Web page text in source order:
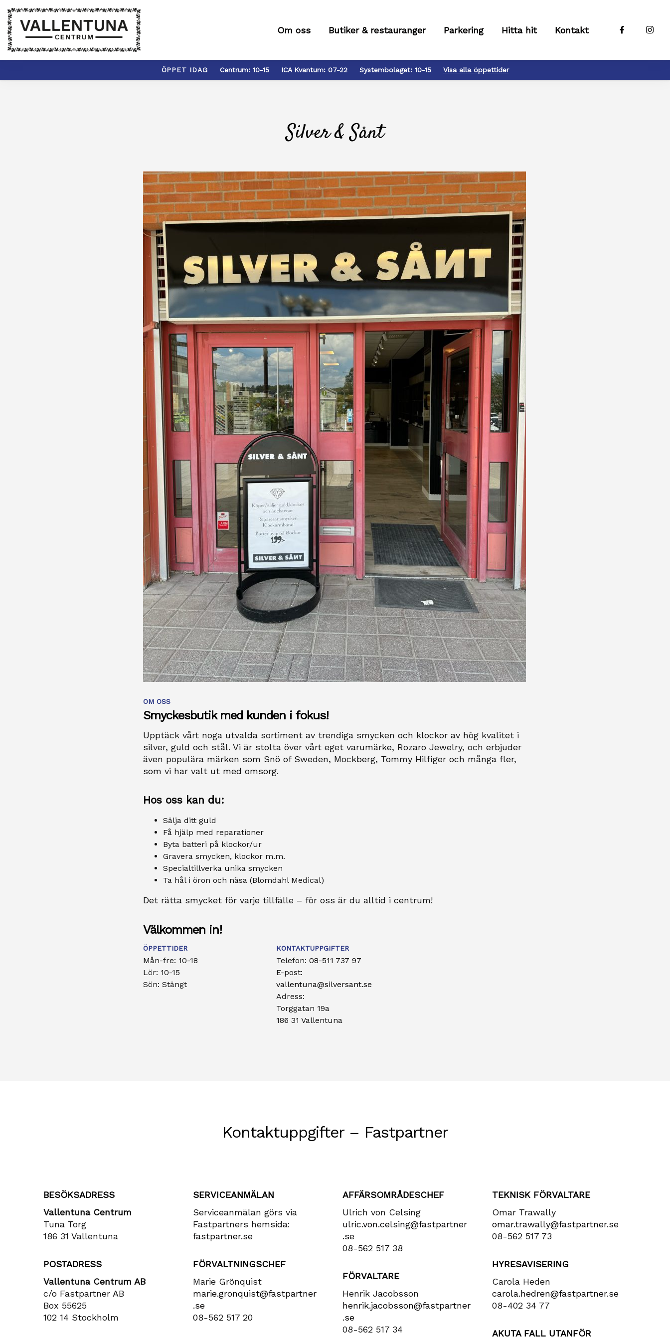
Om oss Butiker & restauranger Parkering Hitta hit Kontakt
ÖPPET IDAG Centrum: 10-15 ICA Kvantum: 07-22 Systembolaget: 10-15 Visa alla öppettider
Silver & Sånt
OM OSS
Smyckesbutik med kunden i fokus!
Upptäck vårt noga utvalda sortiment av trendiga smycken och klockor av hög kvalitet i
silver, guld och stål. Vi är stolta över vårt eget varumärke, Rozaro Jewelry, och erbjuder
även populära märken som Snö of Sweden, Mockberg, Tommy Hilfiger och många fler,
som vi har valt ut med omsorg.
Hos oss kan du:
Sälja ditt guld
Få hjälp med reparationer
Byta batteri på klockor/ur
Gravera smycken, klockor m.m.
Specialtillverka unika smycken
Ta hål i öron och näsa (Blomdahl Medical)
Det rätta smycket för varje tillfälle – för oss är du alltid i centrum!
Välkommen in!
ÖPPETTIDER
Mån-fre: 10-18
Lör: 10-15
Sön: Stängt
KONTAKTUPPGIFTER
Telefon: 08-511 737 97
E-post:
vallentuna@silversant.se
Adress:
Torggatan 19a
186 31 Vallentuna
Kontaktuppgifter – Fastpartner
BESÖKSADRESS
Vallentuna Centrum
Tuna Torg
186 31 Vallentuna
POSTADRESS
Vallentuna Centrum AB
c/o Fastpartner AB
Box 55625
102 14 Stockholm
SERVICEANMÄLAN
Serviceanmälan görs via
Fastpartners hemsida:
fastpartner.se
FÖRVALTNINGSCHEF
Marie Grönquist
marie​.gronquist​@fastpartner​
.se
08-562 517 20
AFFÄRSOMRÅDESCHEF
Ulrich von Celsing
ulric​.von​.celsing​@fastpartner​
.se
08-562 517 38
FÖRVALTARE
Henrik Jacobsson
henrik​.jacobsson​@fastpartner​
.se
08-562 517 34
TEKNISK FÖRVALTARE
Omar Trawally
omar.trawally@fastpartner.se
08-562 517 73
HYRESAVISERING
Carola Heden
carola​.hedren​@fastpartner​.se
08-402 34 77
AKUTA FALL UTANFÖR